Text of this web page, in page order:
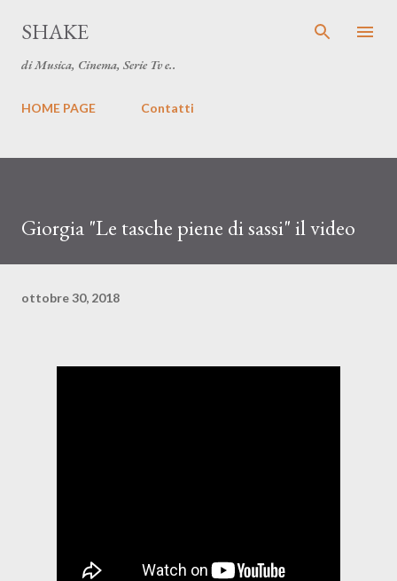
SHAKE
di Musica, Cinema, Serie Tv e..
HOME PAGE Contatti
Giorgia "Le tasche piene di sassi" il video
ottobre 30, 2018